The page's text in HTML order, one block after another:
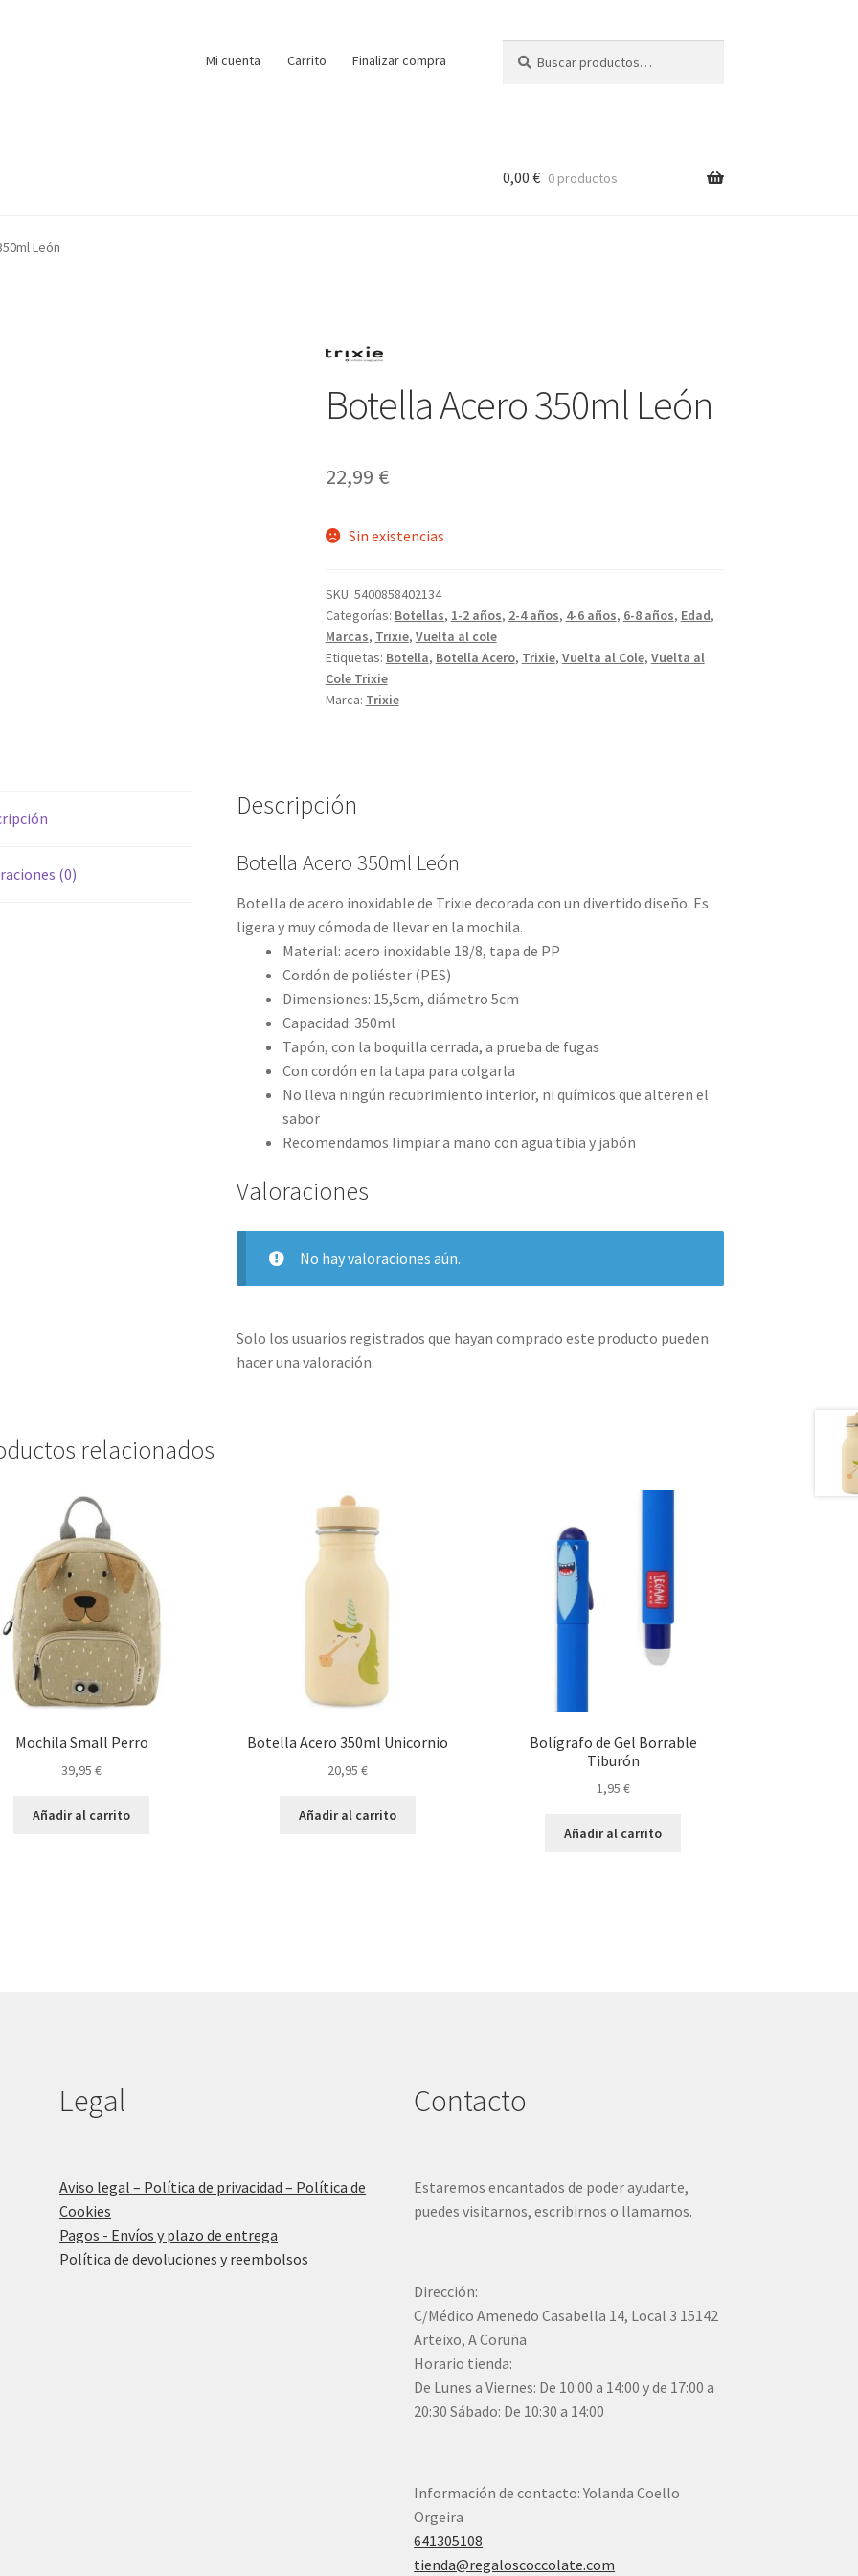
Mi cuenta Carrito Finalizar compra
por:
0,00 € 0 productos
León
Botella Acero 350ml León
22,99 €
Sin existencias
SKU: 5400858402134
Categorías: Botellas, 1-2 años, 2-4 años, 4-6 años, 6-8 años, Edad,
Marcas, Trixie, Vuelta al cole
Etiquetas: Botella, Botella Acero, Trixie, Vuelta al Cole, Vuelta al
Cole Trixie
Marca: Trixie
(0)
Descripción
Botella Acero 350ml León
Botella de acero inoxidable de Trixie decorada con un divertido diseño. Es
ligera y muy cómoda de llevar en la mochila.
Material: acero inoxidable 18/8, tapa de PP
Cordón de poliéster (PES)
Dimensiones: 15,5cm, diámetro 5cm
Capacidad: 350ml
Tapón, con la boquilla cerrada, a prueba de fugas
Con cordón en la tapa para colgarla
No lleva ningún recubrimiento interior, ni químicos que alteren el
sabor
Recomendamos limpiar a mano con agua tibia y jabón
Valoraciones
No hay valoraciones aún.
Solo los usuarios registrados que hayan comprado este producto pueden
hacer una valoración.
relacionados
Mochila Small Perro
39,95€
Añadir al carrito
Botella Acero 350ml Unicornio
20,95 €
Añadir al carrito
Bolígrafo de Gel Borrable
Tiburón
1,95 €
Añadir al carrito
Legal
Aviso legal – Política de privacidad – Política de
Cookies
Pagos - Envíos y plazo de entrega
Política de devoluciones y reembolsos
Contacto
Estaremos encantados de poder ayudarte,
puedes visitarnos, escribirnos o llamarnos.
Dirección:
C/Médico Amenedo Casabella 14, Local 3 15142
Arteixo, A Coruña
Horario tienda:
De Lunes a Viernes: De 10:00 a 14:00 y de 17:00 a
20:30 Sábado: De 10:30 a 14:00
Información de contacto: Yolanda Coello
Orgeira
641305108
tienda@regaloscoccolate.com